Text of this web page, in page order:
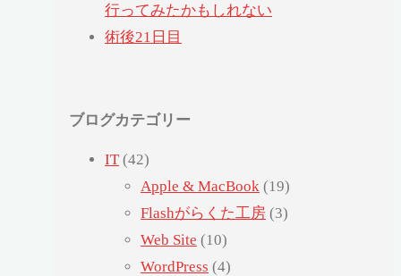
行ってみたかもしれない
術後21日目
ブログカテゴリー
IT (42)
Apple & MacBook (19)
Flashがらくた工房 (3)
Web Site (10)
WordPress (4)